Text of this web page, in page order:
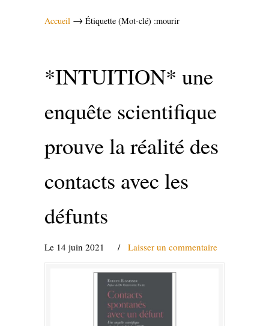
Accueil → Étiquette (Mot-clé) :mourir
*INTUITION* une
enquête scientifique
prouve la réalité des
contacts avec les
défunts
Le 14 juin 2021 / Laisser un commentaire